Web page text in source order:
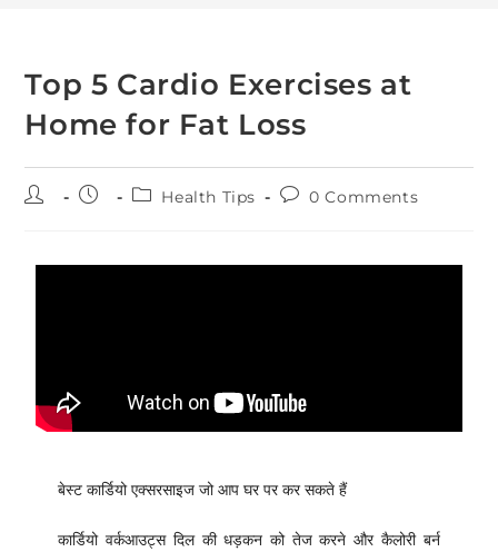
Top 5 Cardio Exercises at
Home for Fat Loss
Health Tips 0 Comments
बेस्ट कार्डियो एक्सरसाइज जो आप घर पर कर सकते हैं
कार्डियो वर्कआउट्स दिल की धड़कन को तेज करने और कैलोरी बर्न